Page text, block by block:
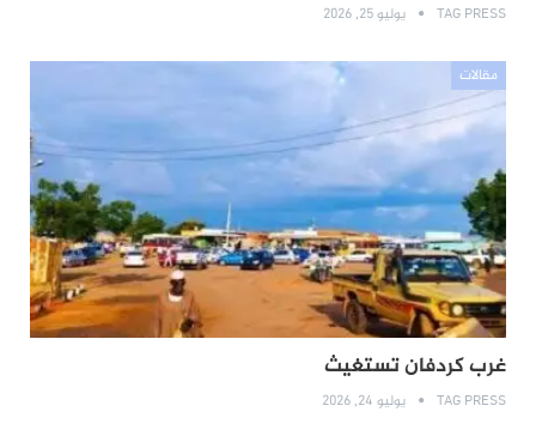
TAG PRESS يوليو 25, 2026
مقالات
غرب كردفان تستغيث
TAG PRESS يوليو 24, 2026